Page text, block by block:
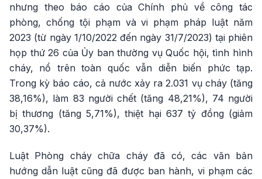
nhưng theo báo cáo của Chính phủ về công tác
phòng, chống tội phạm và vi phạm pháp luật năm
2023 (từ ngày 1/10/2022 đến ngày 31/7/2023) tại phiên
họp thứ 26 của Ủy ban thường vụ Quốc hội, tình hình
cháy, nổ trên toàn quốc vẫn diễn biến phức tạp.
Trong kỳ báo cáo, cả nước xảy ra 2.031 vụ cháy (tăng
38,16%), làm 83 người chết (tăng 48,21%), 74 người
bị thương (tăng 5,71%), thiệt hại 637 tỷ đồng (giảm
30,37%).
Luật Phòng cháy chữa cháy đã có, các văn bản
hướng dẫn luật cũng đã được ban hành, vi phạm các